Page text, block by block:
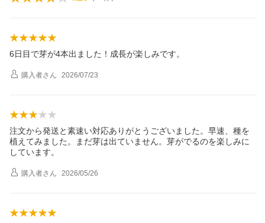
6日目で芽が4本出ました！成長が楽しみです。
購入者さん 2026/07/23
注文から発送と素速い対応ありがとうございました。早速、種を
植えてみました。まだ芽は出ていません。芽がでるのを楽しみに
しています。
購入者さん 2026/05/26